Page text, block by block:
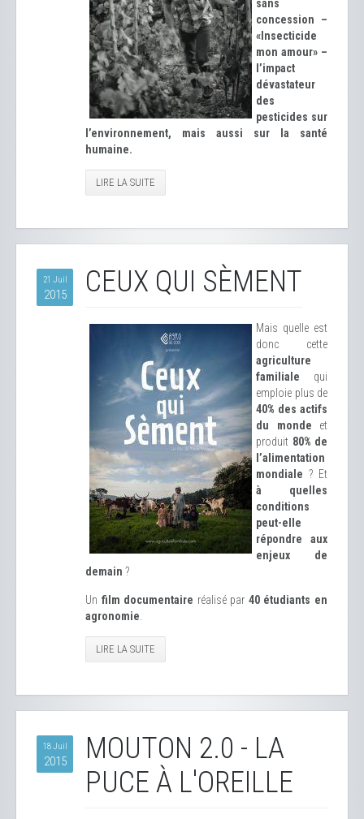
sans
concession –
«Insecticide
mon amour» –
l’impact
dévastateur
des
pesticides sur
l’environnement, mais aussi sur la santé
humaine.
LIRE LA SUITE
21 Juil
2015 CEUX QUI SÈMENT
Mais quelle est
donc cette
agriculture
familiale qui
emploie plus de
40% des actifs
du monde et
produit 80% de
l’alimentation
mondiale ? Et
à quelles
conditions
peut-elle
répondre aux
enjeux de
demain ?
Un film documentaire réalisé par 40 étudiants en
agronomie
LIRE LA SUITE
18 Juil
2015
MOUTON 2.0 - LA
PUCE À L'OREILLE